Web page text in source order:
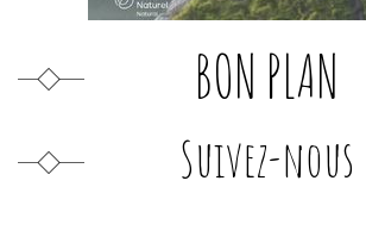
BON PLAN
Suivez-nous